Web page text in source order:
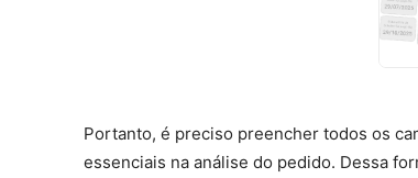
Portanto, é preciso preencher todos os
essenciais na análise do pedido. Dessa